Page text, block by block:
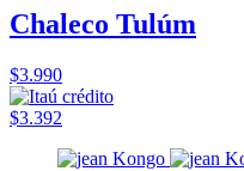
Chaleco Tulúm
$3.990
$3.392